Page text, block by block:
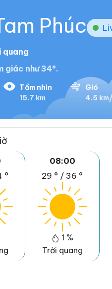
Phúc
quang
giác như 34°.
Tầm nhìn
15.7 km
Gió
4.5
°
08:00
29 ° / 36 °
1 %
Trời quang